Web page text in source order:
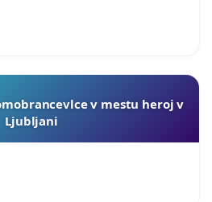
v mestu heroj v
Ljubljani